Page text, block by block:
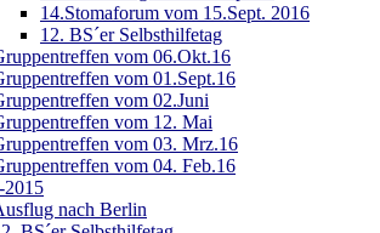
14.Stomaforum vom 15.Sept. 2016
12. BS´er Selbsthilfetag
vom 06.Okt.16
vom 01.Sept.16
vom 02.Juni
vom 12. Mai
vom 03. Mrz.16
vom 04. Feb.16
2015
nach Berlin